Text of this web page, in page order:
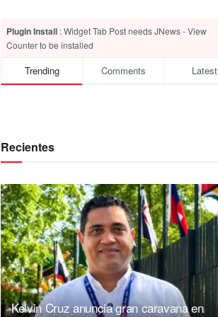
Plugin Install : Widget Tab Post needs JNews - View
Counter to be installed
Trending Comments Latest
Recientes
Kelvin Cruz anuncia gran caravana en